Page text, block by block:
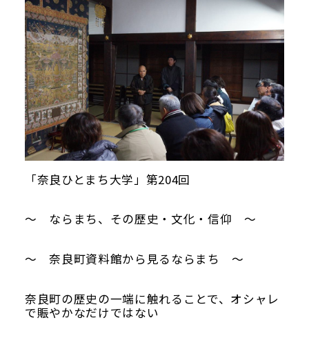
「奈良ひとまち大学」第204回
～ ならまち、その歴史・文化・信仰 ～
～ 奈良町資料館から見るならまち ～
奈良町の歴史の一端に触れることで、オシャレ
で賑やかなだけではない